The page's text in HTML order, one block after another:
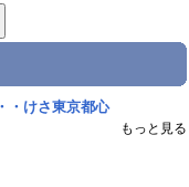
・けさ東京都心
もっと見る